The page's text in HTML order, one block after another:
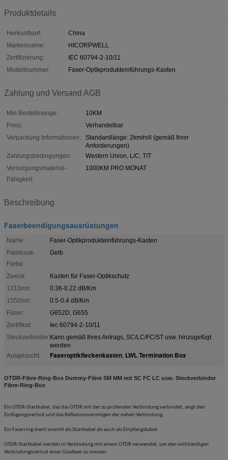
Produktdetails
Herkunftsort:
China
Markenname:
HICORPWELL
Zertifizierung:
IEC 60794-2-10/11
Modellnummer:
Faser-Optikprodukteinführungs-Kasten
Zahlung und Versand AGB
Min Bestellmenge:
10KM
Preis:
Verhandelbar
Verpackung Informationen:
Standardlänge: 2km/roll (gemäß Ihrer
Anforderungen)
Zahlungsbedingungen:
Western Union, L/C, T/T
Versorgungsmaterial-
Fähigkeit:
1000KM PRO MONAT
Beschreibung
Faserbeendigungsausrüstungen
Name:
Faser-Optikprodukteinführungs-Kasten
Paintcoat-
Farbe:
Gelb
Zweck:
Kasten für Faser-Optikschutz
1310nm:
0.36-0.22 dB/Km
1550nm:
0.5-0.4 dB/Km
Faser:
G652D, G655
Zertifikat:
Iec 60794-2-10/11
Steckverbinder:Kann gemäß Ihres Antrags, SC/LC/FC/ST usw. hinzugefügt
werden
Ausgesucht:
Faseroptikfleckenkasten, LWL Termination Box
OTDR-Fibre-Ring-Box Dummy-Fibre SM MM mit SC FC LC usw. Steckverbinder
Fibre-Ring-Box
Ein OTDR-Startkabel, das das OTDR mit der zu prüfenden Verbindung verbindet, zeigt den
Einfügungsverlust und das Reflexionsvermögen der nahen Verbindung.
Ein Faserring dient sowohl als Startkabel als auch als Empfangskabel.
OTDR-Startkabel werden in Verbindung mit einem OTDR verwendet, um den vollständigen
Verbindungsverlust einer Glasfaser zu messen.